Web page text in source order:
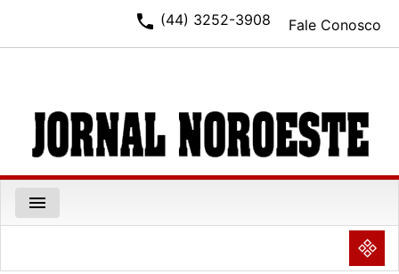
Fale Conosco
phone (44) 3252-3908
menu
NULL